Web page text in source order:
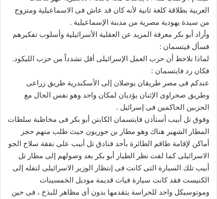
العربية بطلاقة كلغة ثانية لأنه كان قد عاش فى الاسماعيلية ومتزوج
من سيدة يهودية مصرية من مدينة الإسماعيلية .
وأراد أبو بكر معرفة المزيد عن العقلية الأسرائيلية وأسلوب تفكيرهم
فسأل فيتسمان :
لماذا نلاحظ أن حزب العمل الإسرائيلى أقل تشدداً من حزب الليكود.
فكان رد فايتسمان :
عندكم فى مصر طريقان يوصلان إلى الأسكندرية طريق زراعى
وطريق صحراوى الإثنان يؤديان لمكان واحد وهو نفس الحال مع
الحزبين الحاكمين فى إسرائيل .
وفوق تل أبيب أستأذن فايتسمان الكابتن أبو بكر فى مخاطبة سلطات
المطار الشهير هناك وهو مطار بن جوريون حيث طلب منهم حجز
أماكن لإقامة طاقم الطائرة بأحد فنادق تل أبيب على نفقة سلاح الجو
الاسرائيلى كما لفت نظر الطيار أبو بكر بعد وصولهم إلى مطار تل
أبيب تلك السيارة التى كانت فى إنتظار الوزير الاسرائيلى لتفله إلى
الكنيست فقد كانت سيارة فيات قديمة موديل الخمسينات
وموتوسيكل واحد للحراسة يتقدمها بدون أى مظاهر للبذخ ، فى حين